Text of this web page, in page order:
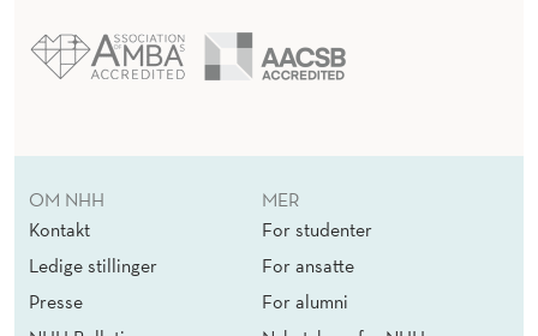
OM NHH
Kontakt
Ledige stillinger
Presse
MER
For studenter
For ansatte
For alumni